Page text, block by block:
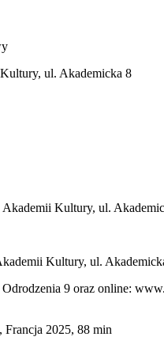
ul. Akademicka 8
Akademii Kultury, ul.
Kultury, ul.
9 oraz online:
2025, 88 min